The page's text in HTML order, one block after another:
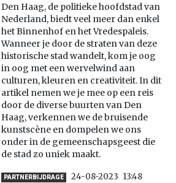
Den Haag, de politieke hoofdstad van
Nederland, biedt veel meer dan enkel
het Binnenhof en het Vredespaleis.
Wanneer je door de straten van deze
historische stad wandelt, kom je oog
in oog met een wervelwind aan
culturen, kleuren en creativiteit. In dit
artikel nemen we je mee op een reis
door de diverse buurten van Den
Haag, verkennen we de bruisende
kunstscène en dompelen we ons
onder in de gemeenschapsgeest die
de stad zo uniek maakt.
PARTNERBIJDRAGE 24-08-2023 13:48